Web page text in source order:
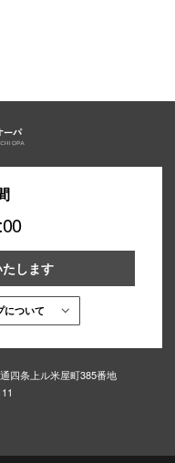
します
について
四条上ル米屋町385番地